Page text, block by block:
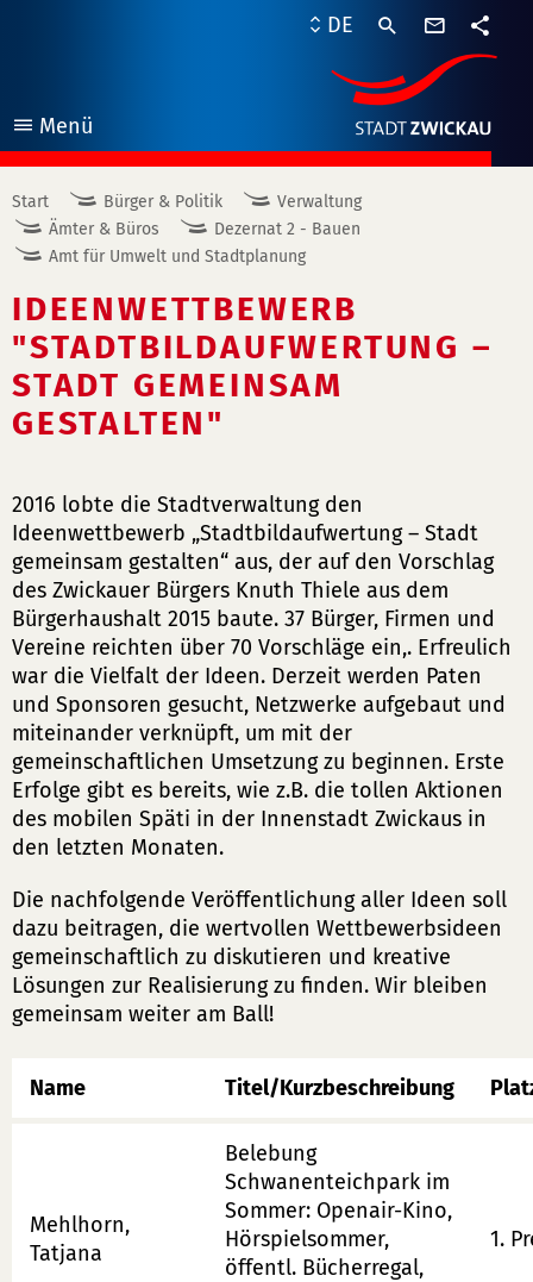
Menü
öffnen
DE
Start Bürger & Politik
Verwaltung
Ämter & Büros
Dezernat 2 - Bauen
Amt für Umwelt und Stadtplanung
IDEENWETTBEWERB
"STADTBILDAUFWERTUNG –
STADT GEMEINSAM
GESTALTEN"
2016 lobte die Stadtverwaltung den
Ideenwettbewerb „Stadtbildaufwertung – Stadt
gemeinsam gestalten“ aus, der auf den Vorschlag
des Zwickauer Bürgers Knuth Thiele aus dem
Bürgerhaushalt 2015 baute. 37 Bürger, Firmen und
Vereine reichten über 70 Vorschläge ein,. Erfreulich
war die Vielfalt der Ideen. Derzeit werden Paten
und Sponsoren gesucht, Netzwerke aufgebaut und
miteinander verknüpft, um mit der
gemeinschaftlichen Umsetzung zu beginnen. Erste
Erfolge gibt es bereits, wie z.B. die tollen Aktionen
des mobilen Späti in der Innenstadt Zwickaus in
den letzten Monaten.
Die nachfolgende Veröffentlichung aller Ideen soll
dazu beitragen, die wertvollen Wettbewerbsideen
gemeinschaftlich zu diskutieren und kreative
Lösungen zur Realisierung zu finden. Wir bleiben
gemeinsam weiter am Ball!
Name Titel/Kurzbeschreibung
Mehlhorn,
Tatjana
Belebung
Schwanenteichpark im
Sommer: Openair-Kino,
Hörspielsommer,
öffentl. Bücherregal,
1.